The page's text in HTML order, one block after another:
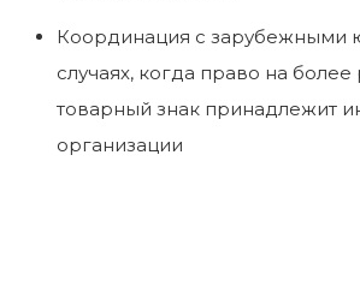
Координация с зарубежными
случаях, когда право на более
товарный знак принадлежит
организации